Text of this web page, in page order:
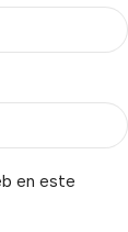
en este